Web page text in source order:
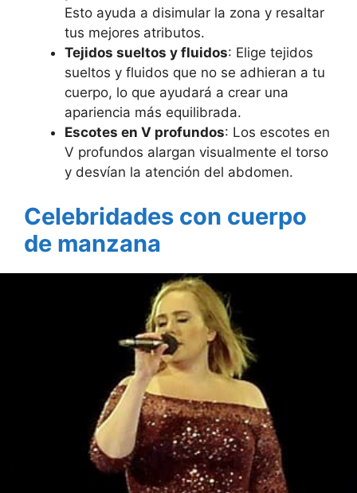
Esto ayuda a disimular la zona y resaltar
tus mejores atributos.
Tejidos sueltos y fluidos: Elige tejidos
sueltos y fluidos que no se adhieran a tu
cuerpo, lo que ayudará a crear una
apariencia más equilibrada.
Escotes en V profundos: Los escotes en
V profundos alargan visualmente el torso
y desvían la atención del abdomen.
Celebridades con cuerpo
de manzana